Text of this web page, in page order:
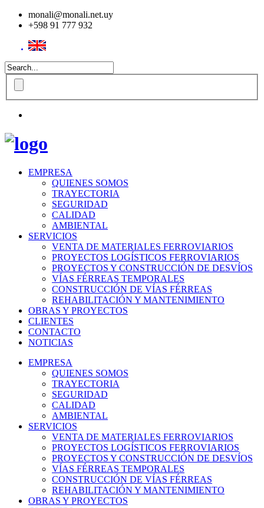
monali@monali.net.uy
+598 91 777 932
EMPRESA
QUIENES SOMOS
TRAYECTORIA
SEGURIDAD
CALIDAD
AMBIENTAL
SERVICIOS
VENTA DE MATERIALES FERROVIARIOS
PROYECTOS LOGÍSTICOS FERROVIARIOS
PROYECTOS Y CONSTRUCCIÓN DE DESVÍOS
VÍAS FÉRREAS TEMPORALES
CONSTRUCCIÓN DE VÍAS FÉRREAS
REHABILITACIÓN Y MANTENIMIENTO
OBRAS Y PROYECTOS
CLIENTES
CONTACTO
NOTICIAS
EMPRESA
QUIENES SOMOS
TRAYECTORIA
SEGURIDAD
CALIDAD
AMBIENTAL
SERVICIOS
VENTA DE MATERIALES FERROVIARIOS
PROYECTOS LOGÍSTICOS FERROVIARIOS
PROYECTOS Y CONSTRUCCIÓN DE DESVÍOS
VÍAS FÉRREAS TEMPORALES
CONSTRUCCIÓN DE VÍAS FÉRREAS
REHABILITACIÓN Y MANTENIMIENTO
OBRAS Y PROYECTOS